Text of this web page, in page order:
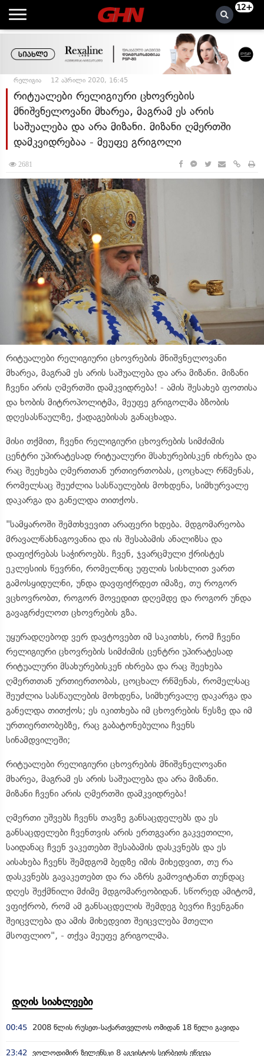
12+
რელიგია 12 აპრილი 2020, 16:45
რიტუალები რელიგიური ცხოვრების
მნიშვნელოვანი მხარეა, მაგრამ ეს არის
საშუალება და არა მიზანი. მიზანი ღმერთში
დამკვიდრებაა - მეუფე გრიგოლი
2681
რიტუალები რელიგიური ცხოვრების მნიშვნელოვანი
მხარეა, მაგრამ ეს არის საშუალება და არა მიზანი. მიზანი
ჩვენი არის ღმერთში დამკვიდრება! - ამის შესახებ ფოთისა
და ხობის მიტროპოლიტმა, მეუფე გრიგოლმა ბზობის
დღესასწაულზე, ქადაგებისას განაცხადა.
მისი თქმით, ჩვენი რელიგიური ცხოვრების სიმძიმის
ცენტრი უპირატესად რიტუალური მსახურებისკენ იხრება და
რაც შეეხება ღმერთთან ურთიერთობას, ცოცხალ რწმენას,
რომელსაც შეუძლია სასწაულების მოხდენა, სიმხურვალე
დაკარგა და განელდა თითქოს.
"სამყაროში შემთხვევით არაფერი ხდება. მდგომარეობა
მრავალწახნაგოვანია და ის შესაბამის ანალიზსა და
დაფიქრებას საჭიროებს. ჩვენ, ჯვარცმული ქრისტეს
ეკლესიის წევრნი, რომელნიც უფლის სისხლით ვართ
გამოსყიდულნი, უნდა დავფიქრდეთ იმაზე, თუ როგორ
ვცხოვრობთ, როგორ მოვედით დღემდე და როგორ უნდა
გავაგრძელოთ ცხოვრების გზა.
უყურადღებოდ ვერ დავტოვებთ იმ საკითხს, რომ ჩვენი
რელიგიური ცხოვრების სიმძიმის ცენტრი უპირატესად
რიტუალური მსახურებისკენ იხრება და რაც შეეხება
ღმერთთან ურთიერთობას, ცოცხალ რწმენას, რომელსაც
შეუძლია სასწაულების მოხდენა, სიმხურვალე დაკარგა და
განელდა თითქოს; ეს იკითხება იმ ცხოვრების წესზე და იმ
ურთიერთობებზე, რაც გაბატონებულია ჩვენს
სინამდვილეში;
რიტუალები რელიგიური ცხოვრების მნიშვნელოვანი
მხარეა, მაგრამ ეს არის საშუალება და არა მიზანი.
მიზანი ჩვენი არის ღმერთში დამკვიდრება!
ღმერთი უშვებს ჩვენს თავზე განსაცდელებს და ეს
განსაცდელები ჩვენთვის არის ერთგვარი გაკვეთილი,
საიდანაც ჩვენ ვაკეთებთ შესაბამის დასკვნებს და ეს
აისახება ჩვენს შემდგომ ბედზე იმის მიხედვით, თუ რა
დასკვნებს გავაკეთებთ და რა აზრს გამოვიტანთ თუნდაც
დღეს შექმნილი მძიმე მდგომარეობიდან. სწორედ ამიტომ,
ვფიქრობ, რომ ამ განსაცდელის შემდეგ ბევრი ჩვენგანი
შეიცვლება და ამის მიხედვით შეიცვლება მთელი
მსოფლიო", - თქვა მეუფე გრიგოლმა.
დღის სიახლეები
00:45 2008 წლის რუსეთ-საქართველოს ომიდან 18 წელი გავიდა
23:42 ვოლოდიმირ ზელენსკი 8 აგვისტოს სერბეთს ეწვევა